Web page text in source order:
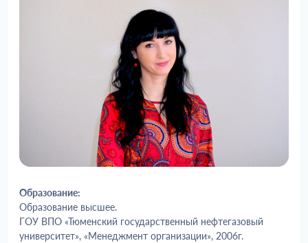
Образование:
Образование высшее.
ГОУ ВПО «Тюменский государственный нефтегазовый
университет», «Менеджмент организации», 2006г.